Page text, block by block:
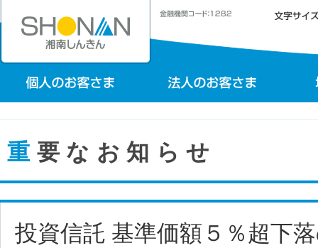
重要なお知らせ
投資信託 基準価額５％超下